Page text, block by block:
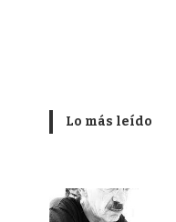
Lo más leído